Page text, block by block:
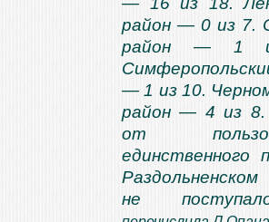
район — 0 из 7.
район — 1
— 1 из 10.
район — 4 из 8.
от
единственного
Раздольненском
не